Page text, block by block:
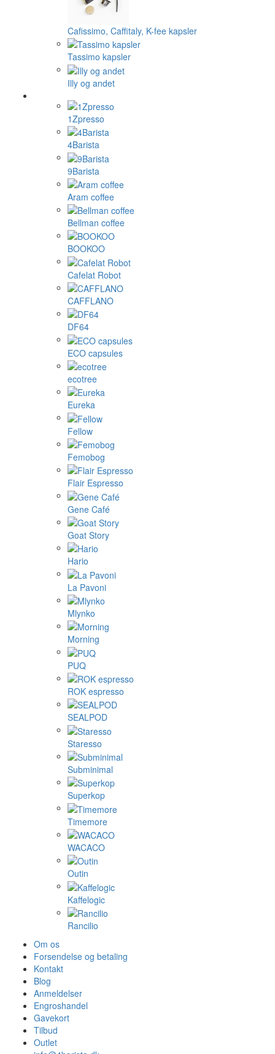
Cafissimo, Caffitaly, K-fee kapsler
Tassimo kapsler
Illy og andet
1Zpresso
4Barista
9Barista
Aram coffee
Bellman coffee
BOOKOO
Cafelat Robot
CAFFLANO
DF64
ECO capsules
ecotree
Eureka
Fellow
Femobog
Flair Espresso
Gene Café
Goat Story
Hario
La Pavoni
Mlynko
Morning
PUQ
ROK espresso
SEALPOD
Staresso
Subminimal
Superkop
Timemore
WACACO
Outin
Kaffelogic
Rancilio
Om os
Forsendelse og betaling
Kontakt
Blog
Anmeldelser
Engroshandel
Gavekort
Tilbud
Outlet